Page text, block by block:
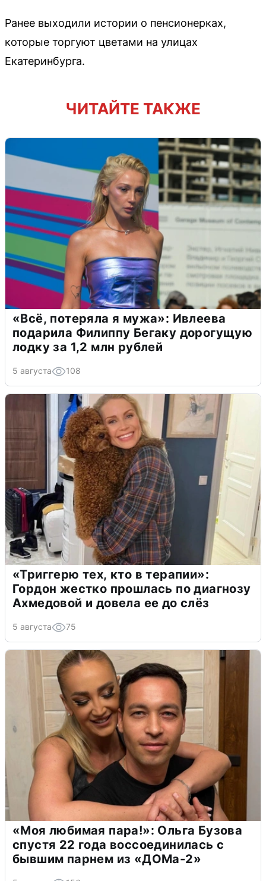
Ранее выходили истории о пенсионерках,
которые торгуют цветами на улицах
Екатеринбурга.
ЧИТАЙТЕ ТАКЖЕ
«Всё, потеряла я мужа»: Ивлеева
подарила Филиппу Бегаку дорогущую
лодку за 1,2 млн рублей
5 августа 108
«Триггерю тех, кто в терапии»:
Гордон жестко прошлась по диагнозу
Ахмедовой и довела ее до слёз
5 августа 75
«Моя любимая пара!»: Ольга Бузова
спустя 22 года воссоединилась с
бывшим парнем из «ДОМа-2»